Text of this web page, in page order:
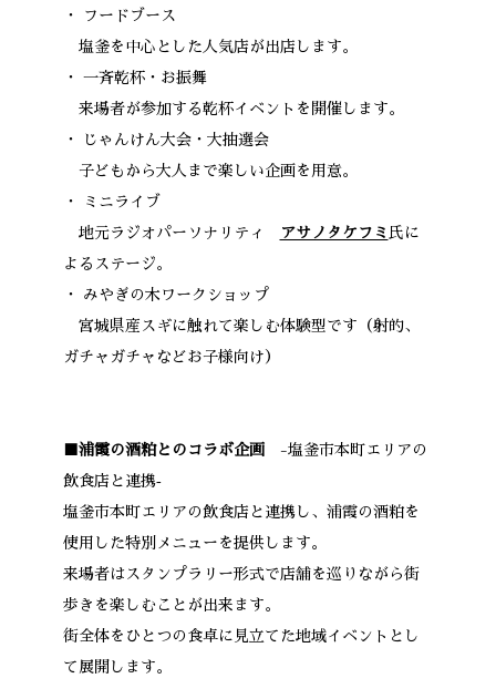
・ フードブース
塩釜を中心とした人気店が出店します。
・ 一斉乾杯・お振舞
来場者が参加する乾杯イベントを開催します。
・ じゃんけん大会・大抽選会
子どもから大人まで楽しい企画を用意。
・ ミニライブ
地元ラジオパーソナリティ
アサノタケフミ 氏に
よるステージ。
・ みやぎの木ワークショップ
宮城県産スギに触れて楽しむ体験型です（射的、
ガチャガチャなどお子様向け）
■浦霞の酒粕とのコラボ企画-塩釜市本町エリアの
飲食店と連携‐
塩釜市本町エリアの飲食店と連携し、浦霞の酒粕を
使用した特別メニューを提供します。
来場者はスタンプラリー形式で店舗を巡りながら街
歩きを楽しむことが出来ます。
街全体をひとつの食卓に見立てた地域イベントとし
て展開します。